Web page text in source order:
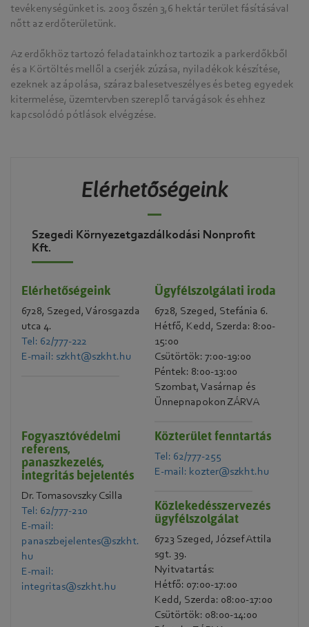
tevékenységünket is. 2003 őszén 3,6 hektár terület fásításával
nőtt az erdőterületünk.
Az erdőkhöz tartozó feladatainkhoz tartozik a parkerdőkből
és a Körtöltés mellől a cserjék zúzása, nyiladékok készítése,
ezeknek az ápolása, száraz balesetveszélyes és beteg egyedek
kitermelése, üzemtervben szereplő tarvágások és ehhez
kapcsolódó pótlások elvégzése.
Elérhetőségeink
Szegedi Környezetgazdálkodási Nonprofit
Kft.
Elérhetőségeink
6728, Szeged, Városgazda
utca 4.
Tel: 62/777-222
E-mail: szkht@szkht.hu
Ügyfélszolgálati iroda
6728, Szeged, Stefánia 6.
Hétfő, Kedd, Szerda: 8:00-
15:00
Csütörtök: 7:00-19:00
Péntek: 8:00-13:00
Szombat, Vasárnap és
Ünnepnapokon ZÁRVA
Fogyasztóvédelmi
referens,
panaszkezelés,
integritás bejelentés
Dr. Tomasovszky Csilla
Tel: 62/777-210
E-mail:
panaszbejelentes@szkht.
hu
E-mail:
integritas@szkht.hu
Közterület fenntartás
Tel: 62/777-255
E-mail: kozter@szkht.hu
Közlekedésszervezés
ügyfélszolgálat
6723 Szeged, József Attila
sgt. 39.
Nyitvatartás:
Hétfő: 07:00-17:00
Kedd, Szerda: 08:00-17:00
Csütörtök: 08:00-14:00